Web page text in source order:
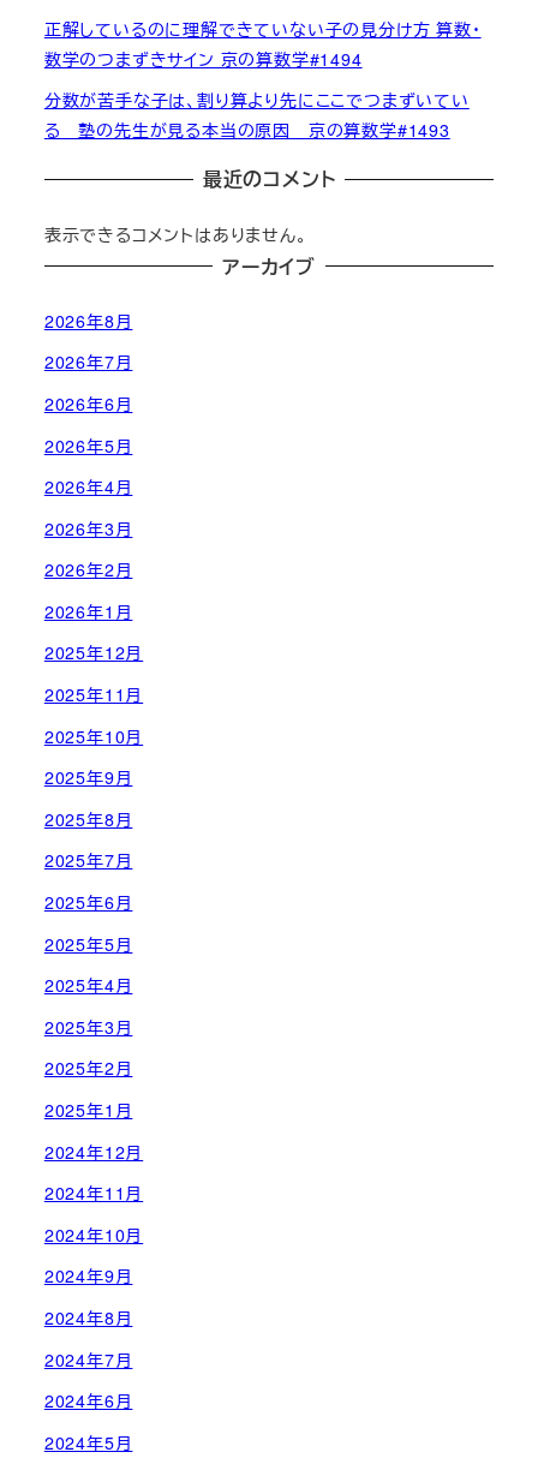
正解しているのに理解できていない子の見分け方 算数・
数学のつまずきサイン 京の算数学#1494
分数が苦手な子は、割り算より先にここでつまずいてい
る 塾の先生が見る本当の原因 京の算数学#1493
最近のコメント
表示できるコメントはありません。
アーカイブ
2026年8月
2026年7月
2026年6月
2026年5月
2026年4月
2026年3月
2026年2月
2026年1月
2025年12月
2025年11月
2025年10月
2025年9月
2025年8月
2025年7月
2025年6月
2025年5月
2025年4月
2025年3月
2025年2月
2025年1月
2024年12月
2024年11月
2024年10月
2024年9月
2024年8月
2024年7月
2024年6月
2024年5月